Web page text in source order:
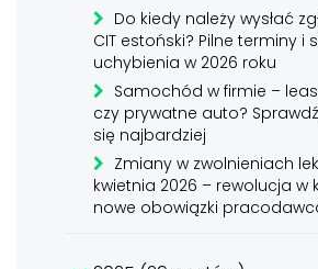
Do kiedy należy wysłać
CIT estoński? Pilne terminy i
uchybienia w 2026 roku
Samochód w firmie –
czy prywatne auto?
się najbardziej
Zmiany w zwolnieniach
kwietnia 2026 – rewolucja w
nowe obowiązki